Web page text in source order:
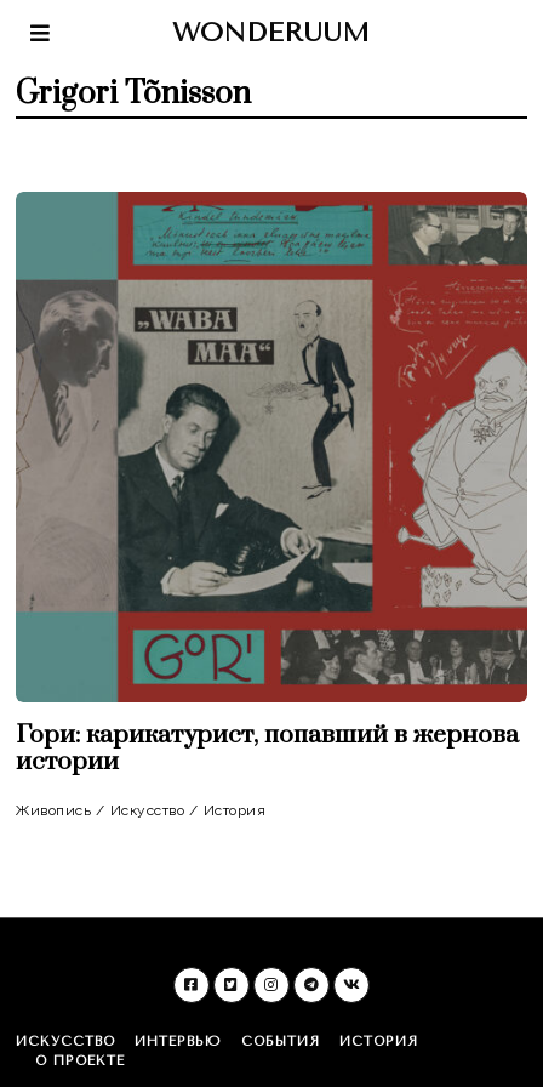
WONDERUUM
Grigori Tõnisson
Гори: карикатурист, попавший в жернова
истории
Живопись / Искусство / История
ИСКУССТВО ИНТЕРВЬЮ СОБЫТИЯ
ИСТОРИЯ
О ПРОЕКТЕ